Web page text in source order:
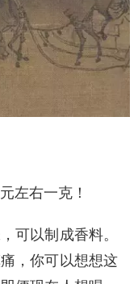
左右一克！
可以制成香料。
，你可以想想这